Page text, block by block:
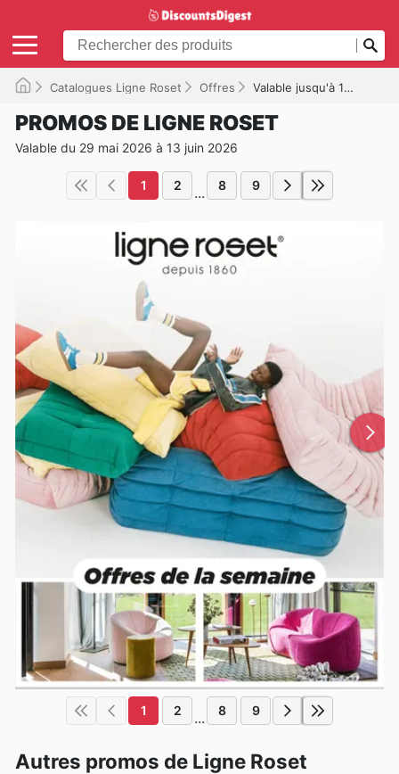
Catalogues Ligne Roset Offres Valable jusqu'à 13/06/2026
PROMOS DE LIGNE ROSET
Valable du 29 mai 2026 à 13 juin 2026
1 2 ... 8 9
1 2 ... 8 9
Autres promos de Ligne Roset